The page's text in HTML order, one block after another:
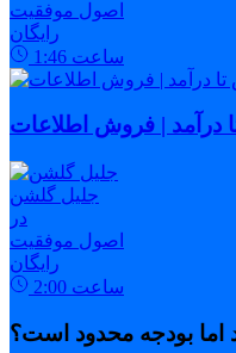
اصول موفقیت
رایگان
1:46 ساعت
درآمد | فروش اطلاعات
جلیل گلشن
در
اصول موفقیت
رایگان
2:00 ساعت
اما بودجه محدود است؟